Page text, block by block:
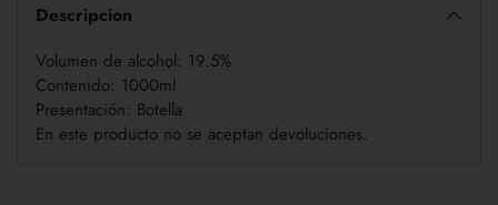
Descripcion
Volumen de alcohol: 19.5%
Contenido: 1000ml
Presentación: Botella
En este producto no se aceptan devoluciones.